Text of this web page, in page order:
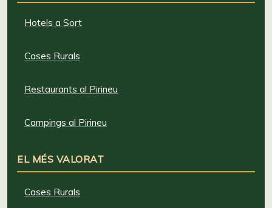
Hotels a Sort
Cases Rurals
Restaurants al Pirineu
Campings al Pirineu
EL MÉS VALORAT
Cases Rurals